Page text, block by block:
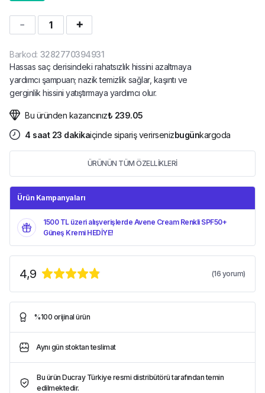
1
Barkod: 3282770394931
Hassas saç derisindeki rahatsızlık hissini azaltmaya
yardımcı şampuan; nazik temizlik sağlar, kaşıntı ve
gerginlik hissini yatıştırmaya yardımcı olur.
Bu üründen kazancınız₺ 239.05
4 saat 23 dakikaiçinde sipariş verirsenizbugünkargoda
ÜRÜNÜN TÜM ÖZELLİKLERİ
Ürün Kampanyaları
1500 TL üzeri alışverişlerde Avene Cream Renkli SPF50+
Güneş Kremi HEDİYE!
4,9 (16 yorum)
%100 orijinal ürün
Aynı gün stoktan teslimat
Bu ürün Ducray Türkiye resmi distribütörü tarafından temin
edilmektedir.